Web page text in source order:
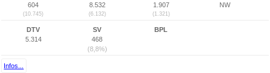
604
(10.745)
8.532
(6.132)
1.907
(1.321)
NW
DTV
5.314
SV
468
(8,8%)
BPL
Infos...